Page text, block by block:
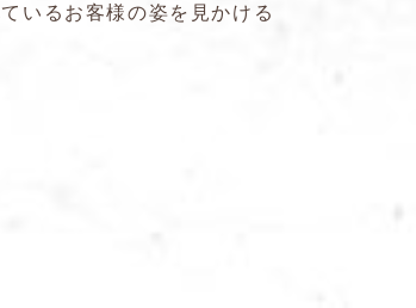
いるお客様の姿を見かける